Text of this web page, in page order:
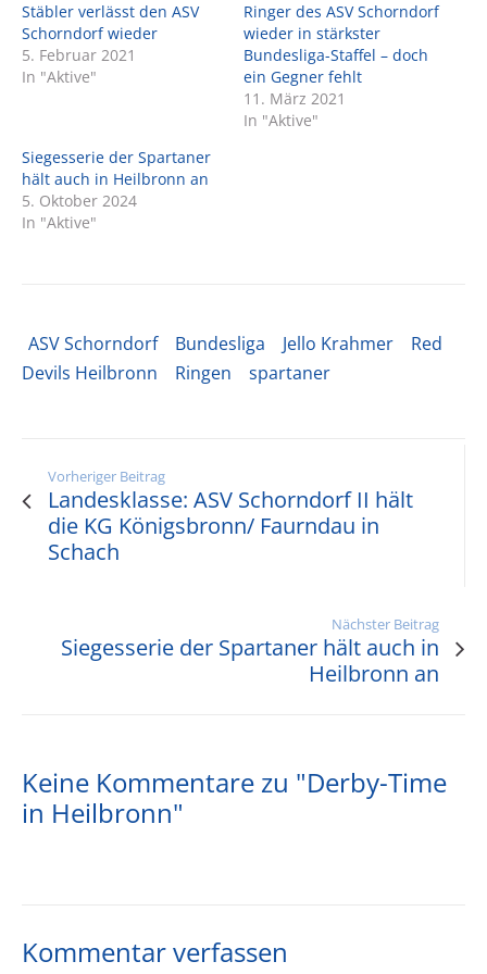
Stäbler verlässt den ASV
Schorndorf wieder
5. Februar 2021
In "Aktive"
Ringer des ASV Schorndorf
wieder in stärkster
Bundesliga-Staffel – doch
ein Gegner fehlt
11. März 2021
In "Aktive"
Siegesserie der Spartaner
hält auch in Heilbronn an
5. Oktober 2024
In "Aktive"
ASV Schorndorf Bundesliga Jello Krahmer
Red
Devils Heilbronn
Ringen spartaner
Vorheriger Beitrag
Landesklasse: ASV Schorndorf II hält
die KG Königsbronn/ Faurndau in
Schach
Nächster Beitrag
Siegesserie der Spartaner hält auch in
Heilbronn an
Keine Kommentare zu "Derby-Time
in Heilbronn"
Kommentar verfassen